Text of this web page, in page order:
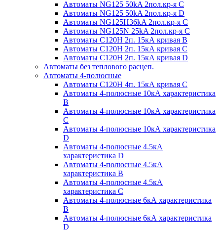
Автоматы NG125 50kA 2пол.кр-я C
Автоматы NG125 50kA 2пол.кр-я D
Автоматы NG125H36kA 2пол.кр-я C
Автоматы NG125N 25kA 2пол.кр-я C
Автоматы С120H 2п. 15кА кривая B
Автоматы С120H 2п. 15кА кривая C
Автоматы С120H 2п. 15кА кривая D
Автоматы без теплового расцеп.
Автоматы 4-полюсные
Автоматы С120H 4п. 15кА кривая C
Автоматы 4-полюсные 10кА характеристика
B
Автоматы 4-полюсные 10кА характеристика
C
Автоматы 4-полюсные 10кА характеристика
D
Автоматы 4-полюсные 4.5кА
характеристика D
Автоматы 4-полюсные 4.5кА
характеристика В
Автоматы 4-полюсные 4.5кА
характеристика С
Автоматы 4-полюсные 6кА характеристика
B
Автоматы 4-полюсные 6кА характеристика
D